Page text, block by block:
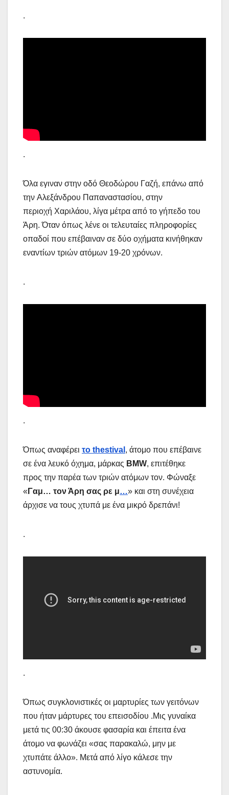
.
.
Όλα εγιναν στην οδό Θεοδώρου Γαζή, επάνω από
την Αλεξάνδρου Παπαναστασίου, στην
περιοχή Χαριλάου, λίγα μέτρα από το γήπεδο του
Άρη. Όταν όπως λένε οι τελευταίες πληροφορίες
οπαδοί που επέβαιναν σε δύο οχήματα κινήθηκαν
εναντίων τριών ατόμων 19-20 χρόνων.
.
.
Όπως αναφέρει το thestival , άτομο που επέβαινε
σε ένα λευκό όχημα, μάρκας BMW, επιτέθηκε
προς την παρέα των τριών ατόμων τον. Φώναξε
« Γαμ… τον Άρη σας ρε μ…» και στη συνέχεια
άρχισε να τους χτυπά με ένα μικρό δρεπάνι!
.
.
Όπως συγκλονιστικές οι μαρτυρίες των γειτόνων
που ήταν μάρτυρες του επεισοδίου .Μις γυναίκα
μετά τις 00:30 άκουσε φασαρία και έπειτα ένα
άτομο να φωνάζει «σας παρακαλώ, μην με
χτυπάτε άλλο». Μετά από λίγο κάλεσε την
αστυνομία.